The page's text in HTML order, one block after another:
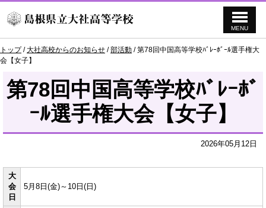
MENU
現
在
置：
トップ/大社高校からのお知らせ /部活動 /第78回中国高等学校ﾊﾞﾚｰﾎﾞｰﾙ選手権大
会【女子】
第78回中国高等学校ﾊﾞﾚｰﾎﾞ
ｰﾙ選手権大会【女子】
2026年05月12日
大
会
日
5月8日(金)～10日(日)